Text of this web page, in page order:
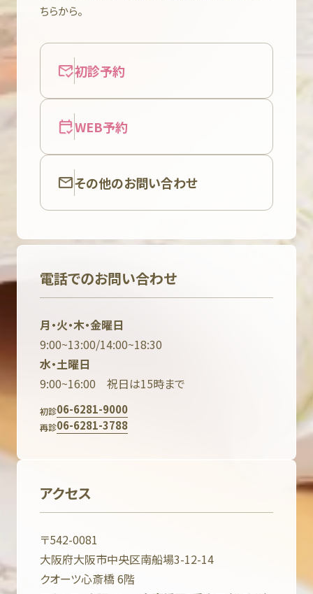
ちらから。
初診予約
WEB予約
その他のお問い合わせ
電話でのお問い合わせ
月・火・木・金曜日
9:00~13:00/14:00~18:30
水・土曜日
9:00~16:00 祝日は15時まで
初診06-6281-9000
再診06-6281-3788
アクセス
〒542-0081
大阪府大阪市中央区南船場3-12-14
クオーツ心斎橋 6階